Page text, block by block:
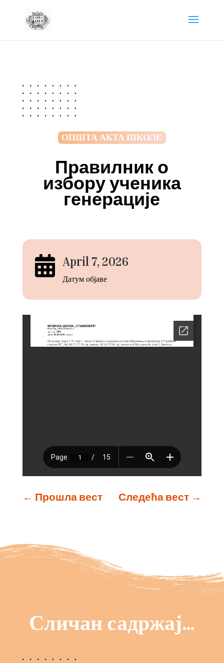
ОПШТА АКТА ШКОЛЕ
Правилник о
избору ученика
генерације
 April 7, 2026
Датум објаве
← Прошла вест Следећа вест →
Сличан садржај…